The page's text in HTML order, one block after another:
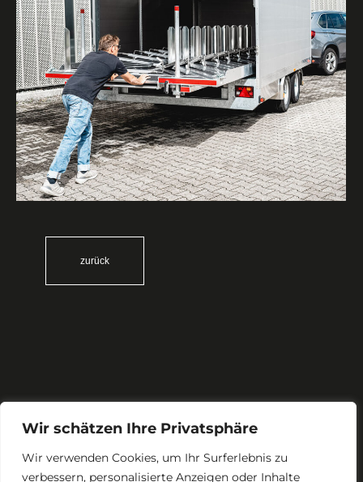
Wir schätzen Ihre Privatsphäre
Wir verwenden Cookies, um Ihr Surferlebnis zu
verbessern, personalisierte Anzeigen oder Inhalte
zurück